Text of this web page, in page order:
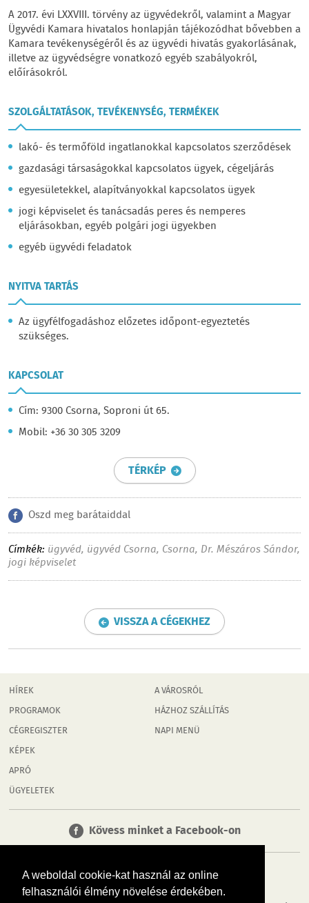
A weboldal cookie-kat használ az online
felhasználói élmény növelése érdekében.
A2017. évi LXXVIII. törvényaz ügyvédekről, valamint a Magyar
Ügyvédi Kamara hivatalos honlapján tájékozódhat bővebben a
Kamara tevékenységéről és az ügyvédi hivatás gyakorlásának,
illetve az ügyvédségre vonatkozó egyéb szabályokról,
előírásokról.
SZOLGÁLTATÁSOK, TEVÉKENYSÉG, TERMÉKEK
lakó- és termőföld ingatlanokkal kapcsolatos szerződések
gazdasági társaságokkal kapcsolatos ügyek, cégeljárás
egyesületekkel, alapítványokkal kapcsolatos ügyek
jogi képviselet és tanácsadás peres és nemperes
eljárásokban, egyéb polgári jogi ügyekben
egyéb ügyvédi feladatok
NYITVA TARTÁS
Az ügyfélfogadáshoz előzetes időpont-egyeztetés
szükséges.
KAPCSOLAT
Cím: 9300 Csorna, Soproni út 65.
Mobil: +36 30 305 3209
TÉRKÉP
Oszd meg barátaiddal
Címkék: ügyvéd, ügyvéd Csorna, Csorna, Dr. Mészáros Sándor,
jogi képviselet
VISSZA A CÉGEKHEZ
HÍREK
PROGRAMOK
CÉGREGISZTER
KÉPEK
APRÓ
ÜGYELETEK
A VÁROSRÓL
HÁZHOZ SZÁLLÍTÁS
NAPI MENÜ
Kövess minket a Facebook-on